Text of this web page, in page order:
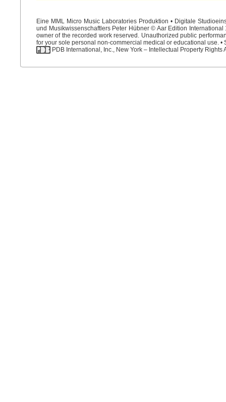
Eine MML Micro Music Laboratories Produktion • Digitale
und Musikwissenschaftlers Peter Hübner © Aar Edition
owner of the recorded work reserved. Unauthorized public
for your sole personal non-commercial medical or educational use.
PDB International, Inc., New York – Intellectual Property Rights